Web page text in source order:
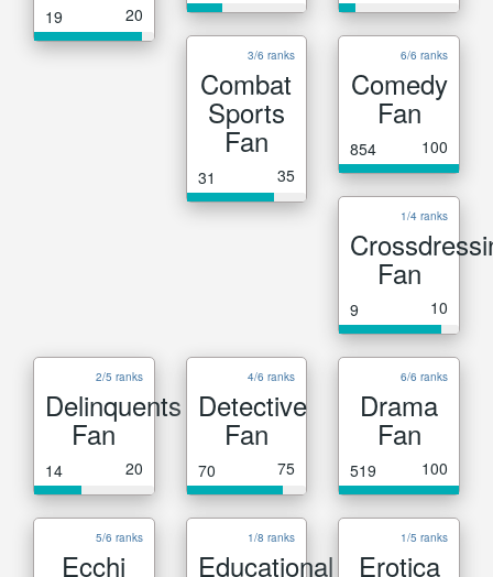
19 20
3/6 ranks
Combat
Sports
Fan
31 35
6/6 ranks
Comedy
Fan
854 100
1/4 ranks
Fan
9 10
2/5 ranks
Delinquents
Fan
14 20
4/6 ranks
Detective
Fan
70 75
6/6 ranks
Drama
Fan
519 100
5/6 ranks
Ecchi
1/8 ranks
Educational
1/5 ranks
Erotica